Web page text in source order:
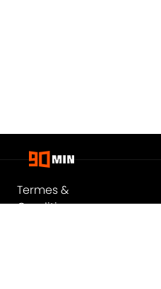
Termes &
Conditions